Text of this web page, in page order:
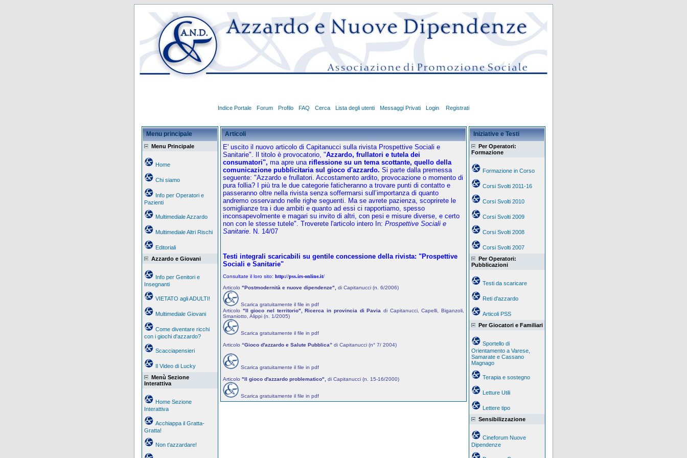
Indice Portale Forum Profilo FAQ Cerca Lista degli utenti Messaggi Privati Login Registrati
Menu principale
Menu Principale
Home
Chi siamo
Info per Operatori e
Pazienti
Multimediale Azzardo
Multimediale Altri Rischi
Editoriali
Azzardo e Giovani
Info per Genitori e
Insegnanti
VIETATO agli ADULTI!
Multimediale Giovani
Come diventare ricchi
con i giochi d'azzardo?
Scacciapensieri
Il Video di Lucky
Menù Sezione
Interattiva
Home Sezione
Interattiva
Acchiappa il Gratta-
Gratta!
Non t'azzardare!
Articoli
E' uscito il nuovo articolo di Capitanucci sulla rivista Prospettive Sociali e
Sanitarie". Il titolo è provocatorio, "Azzardo, frullatori e tutela dei
consumatori", ma apre unariflessione su un tema scottante, quello della
comunicazione pubblicitaria sul gioco d'azzardo. Si parte dalla premessa
seguente: "Azzardo e frullatori. Accostamento ardito, provocazione o momento di
pura follia? I più tra le due categorie faticheranno a trovare punti di contatto e
passeranno oltre nella rivista senza soffermarsi sull’importanza di quanto
andremo osservando nelle righe seguenti. Ma se avrete pazienza, scoprirete le
somiglianze tra i due ambiti e quanto ad essi ci rapportiamo, spesso
inconsapevolmente e magari su invito di altri, con pesi e misure diverse, e certo
non con le stesse tutele". Troverete l'articolo intero In: Prospettive Sociali e
Sanitarie. N. 14/07
Testi integrali scaricabili su gentile concessione della rivista: "Prospettive
Sociali e Sanitarie"
Consultate il loro sito: http://pss.irs-online.it/
Articolo "Postmodernità e nuove dipendenze", di Capitanucci (n. 6/2006)
Scarica gratuitamente il file in pdf
Articolo "Il gioco nel territorio", Ricerca in provincia di Pavia di Capitanucci, Capelli, Biganzoli,
Smaniotto, Alippi (n. 1/2005)
Scarica gratuitamente il file in pdf
Articolo “Gioco d'azzardo e Salute Pubblica” di Capitanucci (n° 7/ 2004)
Scarica gratuitamente il file in pdf
Articolo "Il gioco d'azzardo problematico", di Capitanucci (n. 15-16/2000)
Scarica gratuitamente il file in pdf
Iniziative e Testi
Per Operatori:
Formazione
Formazione in Corso
Corsi Svolti 2011-16
Corsi Svolti 2010
Corsi Svolti 2009
Corsi Svolti 2008
Corsi Svolti 2007
Per Operatori:
Pubblicazioni
Testi da scaricare
Reti d'azzardo
Articoli PSS
Per Giocatori e Familiari
Sportello di
Orientamento a Varese,
Samarate e Cassano
Magnago
Terapia e sostegno
Letture Utili
Lettere tipo
Sensibilizzazione
Cineforum Nuove
Dipendenze